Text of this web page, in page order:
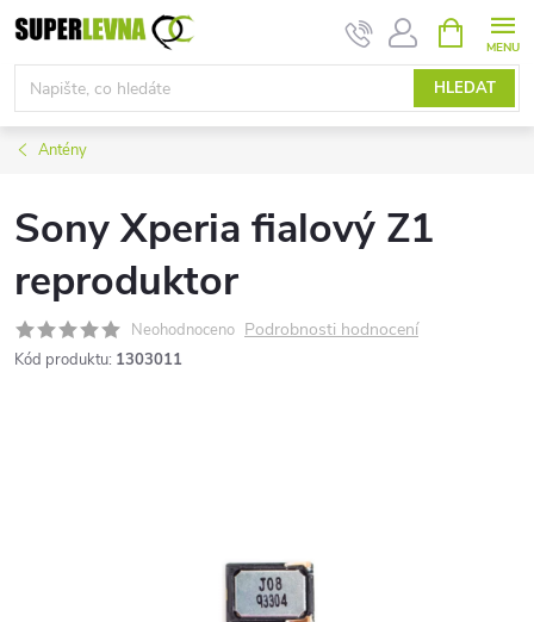
Přejít
na
obsah
HLEDAT
NÁKUPNÍ
KOŠÍK
Antény
Sony Xperia fialový Z1
reproduktor
Neohodnoceno Podrobnosti hodnocení
Kód produktu: 1303011